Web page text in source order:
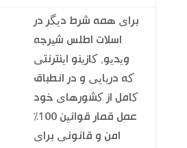
برای همه شرط دیگر در
اسلات اطلس شیرجه
ویدیو, کازینو اینترنتی
که دریایی و در انطباق
کامل از کشورهای خود
عمل قمار قوانین 100%
امن و قانونی برای